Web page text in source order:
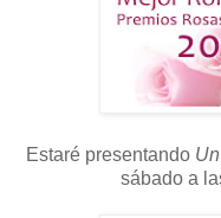
Estaré presentando
sábado a